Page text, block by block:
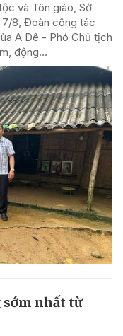
và Tôn giáo, Sở
7/8, Đoàn công tác
A Dê - Phó Chủ tịch
động...
sớm nhất từ